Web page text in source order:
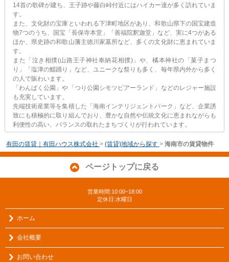
14首の歌碑が建ち、王子跡や藤白峠付近にはハイカー達が多く訪れていま
す。
また、文化財の宝庫といわれる下津町地区があり、和歌山県下の国宝建造
物7つのうち、国宝「長保寺本堂」「善福院釈迦堂」など、実に4つがある
ほか、県史跡の和歌山藩主徳川家墓所など、多くの文化財に恵まれていま
す。
また「泣き相撲(山路王子神社奉納花相撲)」や、橘本神社の「菓子まつ
り」「塩津の鯔踊り」など、ユニークな祭りも多く、毎年県内外から多く
の人で賑わいます。
「わんぱく公園」や「つり公園シモツピアーランド」などのレジャー施設
も充実しています。
先端技術産業等を集積した「海南インテリジェントパーク」など、企業誘
致にも積極的に取り組んでおり、豊かな自然や伝統文化に恵まれながらも
利便性の高い、バランスの取れたまちづくりが行われています。
有田の賃貸｜有田ハウス株式会社 > (賃貸)地域から探す > 海南市の賃貸物件
ページトップに戻る
営業時間:10:00~18:00
定休日:水曜日
ホーム
会社概要
お問い合わせ